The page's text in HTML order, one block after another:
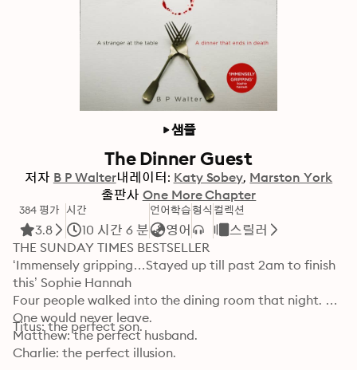
샘플
The Dinner Guest
저자 B P Walter내레이터: Katy Sobey Marston York
출판사 One More Chapter
384 평가
3.8
시간
10 시간 6 분
언어학습
영어
형식 컬렉션
스릴러
THE SUNDAY TIMES BESTSELLER
‘Immensely gripping…Stayed up till past 2am to finish
this’ Sophie Hannah
Four people walked into the dining room that night.
One would never leave.
Matthew: the perfect husband.
Titus: the perfect son.
Charlie: the perfect illusion.